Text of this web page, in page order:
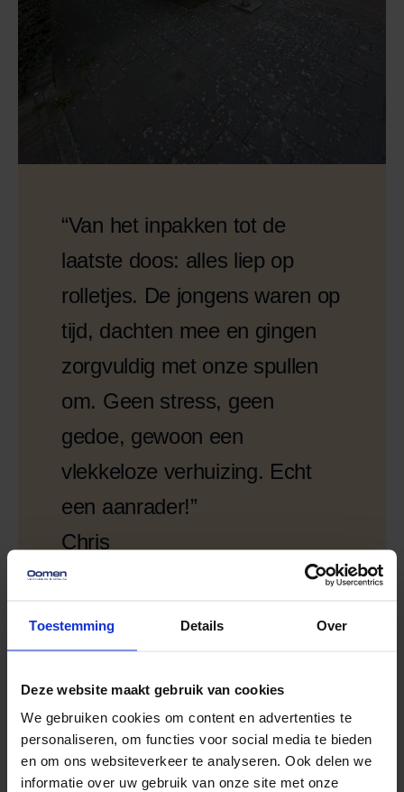
Toestemming Details Over
Deze website maakt gebruik van cookies
We gebruiken cookies om content en advertenties te
personaliseren, om functies voor social media te bieden
en om ons websiteverkeer te analyseren. Ook delen we
informatie over uw gebruik van onze site met onze
“Van het inpakken tot de
laatste doos: alles liep op
rolletjes. De jongens waren op
tijd, dachten mee en gingen
zorgvuldig met onze spullen
om. Geen stress, geen
gedoe, gewoon een
vlekkeloze verhuizing. Echt
een aanrader!”
Chris
Noordwijk